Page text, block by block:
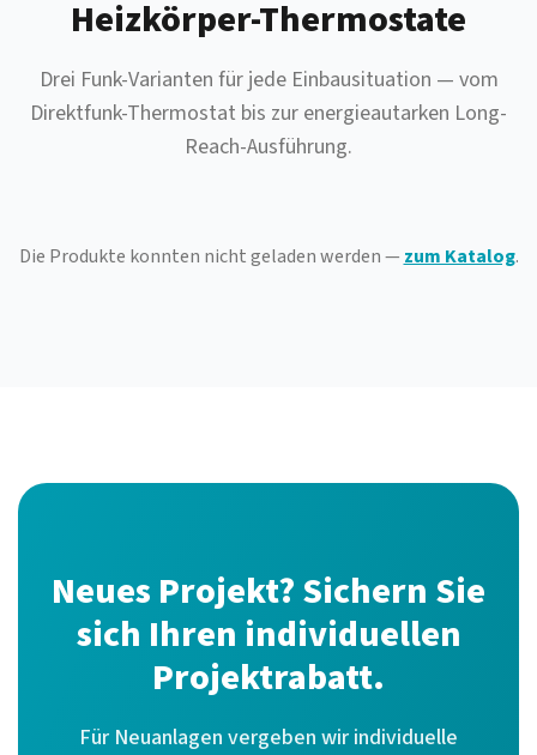
Heizkörper-Thermostate
Drei Funk-Varianten für jede Einbausituation — vom
Direktfunk-Thermostat bis zur energieautarken Long-
Reach-Ausführung.
Die Produkte konnten nicht geladen werden —zum Katalog.
Neues Projekt? Sichern Sie
sich Ihren individuellen
Projektrabatt.
Für Neuanlagen vergeben wir individuelle